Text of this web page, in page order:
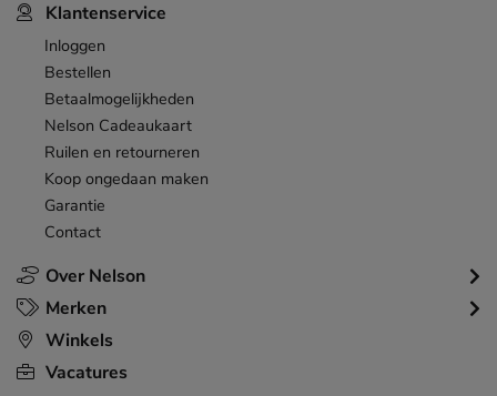
Over Nelson
Klantenservice
Inloggen
Bestellen
Betaalmogelijkheden
Nelson Cadeaukaart
Ruilen en retourneren
Koop ongedaan maken
Garantie
Contact
Merken
Winkels
Vacatures